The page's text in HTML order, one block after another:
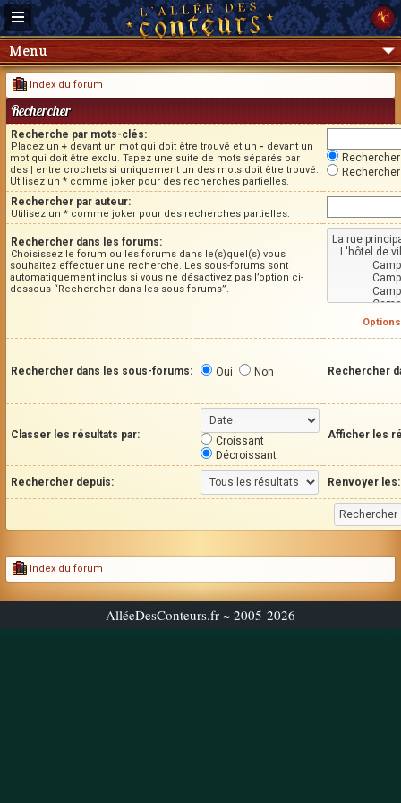
Menu
Index du forum
Rechercher
Recherche par mots-clés:
Placez un + devant un mot qui doit être trouvé et un - devant un
mot qui doit être exclu. Tapez une suite de mots séparés par
des | entre crochets si uniquement un des mots doit être trouvé.
Utilisez un * comme joker pour des recherches partielles.
Rechercher par auteur:
Utilisez un * comme joker pour des recherches partielles.
Rechercher dans les forums:
Choisissez le forum ou les forums dans le(s)quel(s) vous
souhaitez effectuer une recherche. Les sous-forums sont
automatiquement inclus si vous ne désactivez pas l’option ci-
dessous “Rechercher dans les sous-forums”.
Rechercher dans les sous-forums: Oui Non Rechercher
Classer les résultats par:
Croissant
Décroissant
Afficher les
Rechercher depuis: Renvoyer les:
Index du forum
AlléeDesConteurs.fr ~ 2005-2026